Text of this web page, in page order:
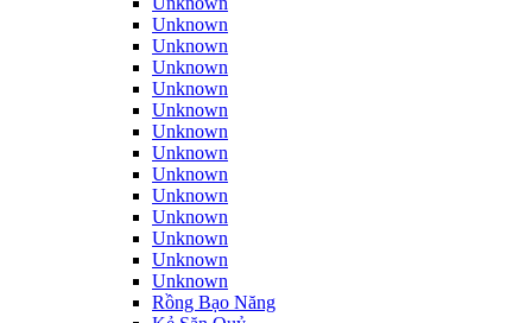
Unknown
Unknown
Unknown
Unknown
Unknown
Unknown
Unknown
Unknown
Unknown
Unknown
Unknown
Unknown
Unknown
Rồng Bạo Năng